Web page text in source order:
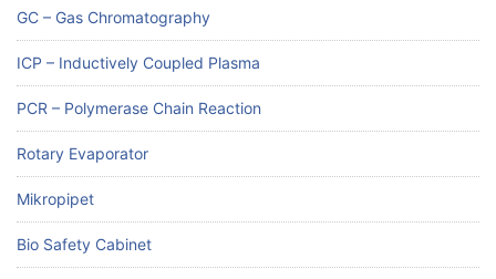
GC – Gas Chromatography
ICP – Inductively Coupled Plasma
PCR – Polymerase Chain Reaction
Rotary Evaporator
Mikropipet
Bio Safety Cabinet